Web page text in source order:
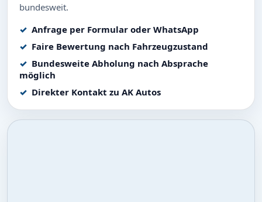
bundesweit.
Anfrage per Formular oder WhatsApp
Faire Bewertung nach Fahrzeugzustand
Bundesweite Abholung nach Absprache
möglich
Direkter Kontakt zu AK Autos